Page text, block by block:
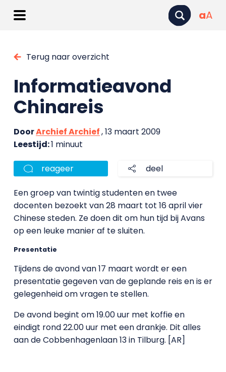
aA
Terug naar overzicht
Informatieavond
Chinareis
DoorArchief Archief, 13 maart 2009
Leestijd:1 minuut
reageer deel
Een groep van twintig studenten en twee
docenten bezoekt van 28 maart tot 16 april vier
Chinese steden. Ze doen dit om hun tijd bij Avans
op een leuke manier af te sluiten.
Presentatie
Tijdens de avond van 17 maart wordt er een
presentatie gegeven van de geplande reis en is er
gelegenheid om vragen te stellen.
De avond begint om 19.00 uur met koffie en
eindigt rond 22.00 uur met een drankje. Dit alles
aan de Cobbenhagenlaan 13 in Tilburg. [AR]